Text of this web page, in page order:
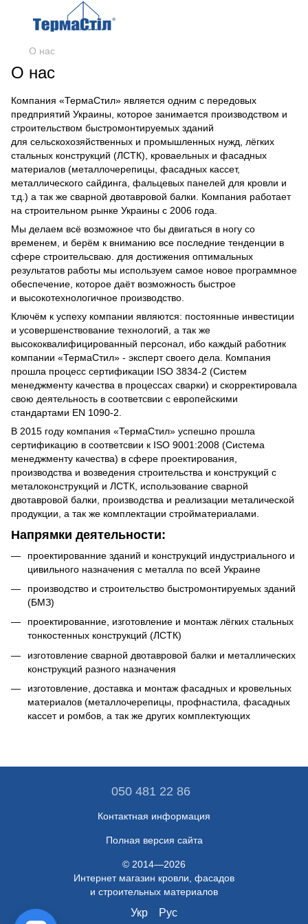
О нас
О нас
Компания «ТермаСтил» является одним с передовых
предприятий Украины, которое занимается производством и
строительством быстромонтируемых зданий
для сельскохозяйственных и промышленных нужд, лёгких
стальных конструкций (ЛСТК), кроваельных и фасадных
материалов (металлочерепицы, фасадных кассет,
металлического сайдинга, фальцевых панелей для кровли и
т.д.) а так же сварной двотавровой балки. Компания работает
на строительном рынке Украины с 2006 года.
Мы делаем всё возможное что бы двигаться в ногу со
временем, и берём к вниманию все последние тенденции в
сфере строительсваю. для достижения оптимальных
результатов работы мы используем самое новое программное
обеспечение, которое даёт возможность быстрое
и высокотехнологичное производство.
Ключём к успеху компании являются: постоянные инвестиции
и усовершенствование технологий, а так же
высококвалифицированный персонал, ибо каждый работник
компании «ТермаСтил» - эксперт своего дела. Компания
прошла процесс сертификации ISO 3834-2 (Систем
менеджменту качества в процессах сварки) и скорректировала
свою деятельность в соответсвии с европейскими
стандартами EN 1090-2.
В 2015 году компания «ТермаСтил» успешно прошла
сертификацию в соответсвии к ISO 9001:2008 (Система
менеджменту качества) в сфере проектирования,
производства и возведения строительства и конструкций с
металоконструкций и ЛСТК, использование сварной
двотавровой балки, производства и реализации металической
продукции, а так же комплектации стройматериалами.
Напрямки деятельности:
проектированние зданий и конструкций индустриального и
цивильного назначения с металла по всей Украине
производство и строительство быстромонтируемых зданий
(БМЗ)
проектированние, изготовление и монтаж лёгких стальных
тонкостенных конструкций (ЛСТК)
изготовление сварной двотавровой балки и металлических
конструкций разного назначения
изготовление, доставка и монтаж фасадных и кровельных
материалов (металлочерепицы, профнастила, фасадных
кассет и ромбов, а так же других комплектующих
050 481 22 86
Контактная информация
Полная версия сайта
© 2014—2026
Интернет магазин кровли, фасадов
и строительных материалов
Укр Рус